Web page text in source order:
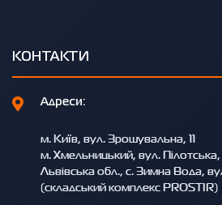
КОНТАКТИ
Адреси:
м. Київ, вул. Зрошувальна, 11
м. Хмельницький, вул.
Львівська обл., с. Зимна Вода,
(складський комплекс PROSTIR)